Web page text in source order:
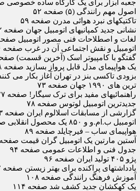
جعبه ابزار برای یک کارگاه ساده خصوصی
اصول مهم رانندگی (۵) صفحه ۵۲
تاکتیکهای نبرد هوائی مدرن صفحه ۵۹
نشانی جدید کمپانیهای اتومبیل جهان صفحه ۶۲
لغات و اصطلاحات فنی مصور اتومبیل صفحه
اتومبیل و نقش اجتماعی آن در غرب صفحه ۶۶
گفتگو با کامپیوتر اسک (آخرین قسمت) صفحه
یک هواپیمای مدل قابل پرواز بسازید صفحه ۶۸
بزودی تاکسی بنز در تهران آغاز بکار می
ترین های ۱۹۹۰ جهان صفحه ۷۳
راهنمائیهای مفید برای ترک سیگار! صفحه ۷۷
جدیدترین اتومبیل لوتوس صفحه ۷۸
گزارشی از مسابقات اسلالوم ایران صفحه ۸۳
اتومبیل ب.ام.و و ۸۵۰ یک محصول انقلابی صفحه ۸۶
هواپیمای ساب – فیرچایلد صفحه ۸۹
آستین مارتین یک اتومبیل گران قیمت صفحه ۹۲
جدول فنی و اطلاعات عمومی صفحه ۹۴
پژو ۴۰۵ تولید ایران صفحه ۹۶
یادداشتهای پراکنده برای بهتر زیستن صفحه ۱۰۲
آموزش فرهنگ رانندگی صفحه ۱۰۸
یک کهکشان جدید کشف شد صفحه ۱۱۴